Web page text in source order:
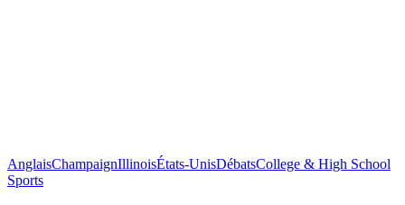
AnglaisChampaignIllinoisÉtats-UnisDébatsCollege & High School
Sports